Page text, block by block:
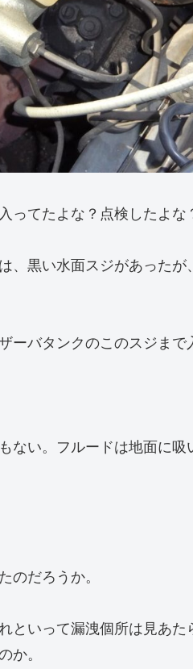
ってたよな？点検したよな
、黒い水面スジがあった
ーバタンクのこのスジまで
ない。フルードは地面に
のだろうか。
といって漏洩個所は見あ
か。